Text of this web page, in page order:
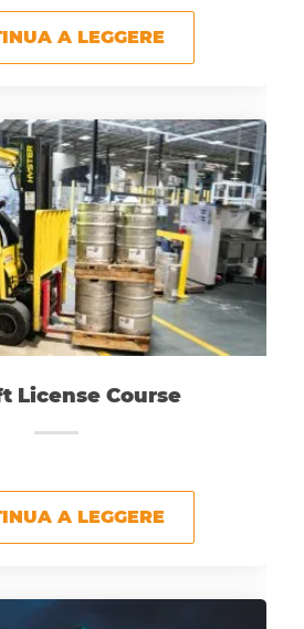
A LEGGERE
License Course
A LEGGERE